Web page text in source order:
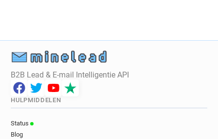
B2B Lead & E-mail Intelligentie API
HULPMIDDELEN
Status
Blog